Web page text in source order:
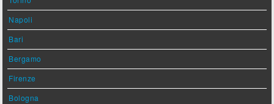
Napoli
Bari
Bergamo
Firenze
Bologna